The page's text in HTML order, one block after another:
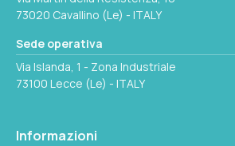
0.02 kg
73020 Cavallino (Le) - ITALY
Sede operativa
Via Islanda, 1 - Zona Industriale
73100 Lecce (Le) - ITALY
Informazioni